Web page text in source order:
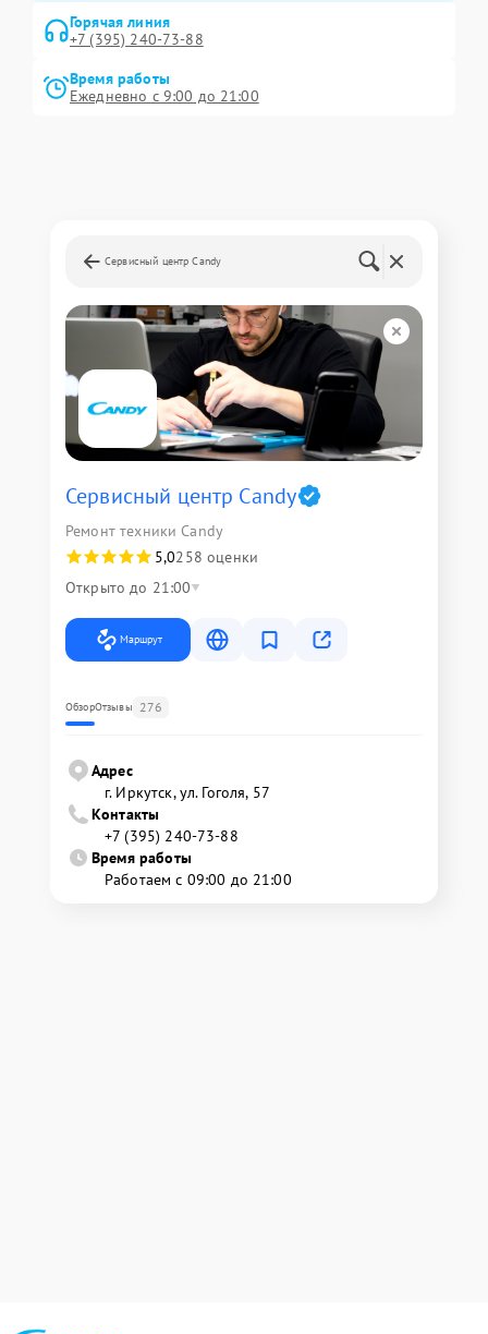
Горячая линия
+7 (395) 240-73-88
Время работы
Ежедневно с 9:00 до 21:00
Сервисный центр Candy
Сервисный центр Candy
Ремонт техники Candy
5,0258 оценки
Открыто до 21:00
Маршрут
ОбзорОтзывы 276
Адрес
г. Иркутск, ул. ​Гоголя, 57
Контакты
+7 (395) 240-73-88
Время работы
Работаем с 09:00 до 21:00